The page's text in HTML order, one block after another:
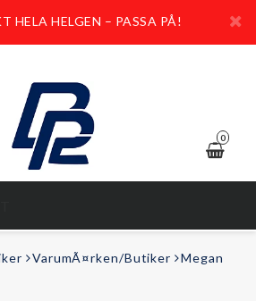
HELA HELGEN – PASSA PÅ!
0
VarumÃ¤rken/Butiker
Megan